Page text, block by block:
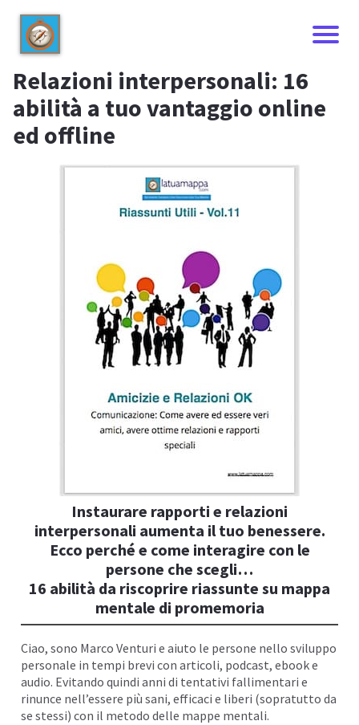
Relazioni interpersonali: 16
abilità a tuo vantaggio online
ed offline
Instaurare rapporti e relazioni
interpersonali aumenta il tuo benessere.
Ecco perché e come interagire con le
persone che scegli…
16 abilità da riscoprire riassunte su mappa
mentale di promemoria
Ciao, sono Marco Venturi e aiuto le persone nello sviluppo
personale in tempi brevi con articoli, podcast, ebook e
audio. Evitando quindi anni di tentativi fallimentari e
rinunce nell’essere più sani, efficaci e liberi (sopratutto da
se stessi) con il metodo delle mappe mentali.